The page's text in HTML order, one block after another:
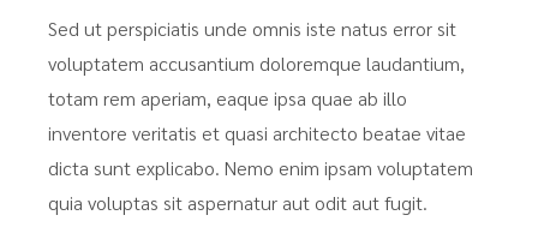
Sed ut perspiciatis unde omnis iste natus error sit
voluptatem accusantium doloremque laudantium,
totam rem aperiam, eaque ipsa quae ab illo
inventore veritatis et quasi architecto beatae vitae
dicta sunt explicabo. Nemo enim ipsam voluptatem
quia voluptas sit aspernatur aut odit aut fugit.